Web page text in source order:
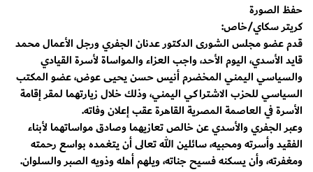
حفظ الصورة
كريتر سكاي/خاص:
قدم عضو مجلس الشورى الدكتور عدنان الجفري ورجل الأعمال محمد
قايد الأسدي، اليوم الأحد، واجب العزاء والمواساة لأسرة القيادي
والسياسي اليمني المخضرم أنيس حسن يحيى عوض، عضو المكتب
السياسي للحزب الاشتراكي اليمني، وذلك خلال زيارتهما لمقر إقامة
الأسرة في العاصمة المصرية القاهرة عقب إعلان وفاته.
وعبر الجفري والأسدي عن خالص تعازيهما وصادق مواساتهما لأبناء
الفقيد وأسرته ومحبيه، سائلين الله تعالى أن يتغمده بواسع رحمته
ومغفرته، وأن يسكنه فسيح جناته، ويلهم أهله وذويه الصبر والسلوان.